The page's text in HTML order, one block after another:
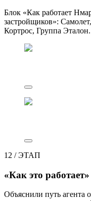
Блок «Как работает
застройщиков»:
Кортрос, Группа Эталон.
12 /ЭТАП
«Как это
Объяснили путь агента